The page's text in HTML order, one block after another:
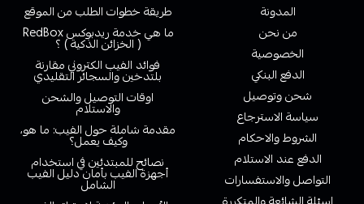
المدونة
من نحن
الخصوصية
الدفع البنكي
شحن وتوصيل
سياسة الاسترجاع
الشروط والاحكام
الدفع عند الاستلام
التواصل والاستفسارات
طريقة خطوات الطلب من الموقع
ما هي خدمة ريدبوكس RedBox
( الخزائن الذكية ) ؟
فوائد الفيب الكتروني مقارنة
بلتدخين والسجائر التقليدي
اوقات التوصيل والشحن
والاستلام
مقدمة شاملة حول الفيب: ما هو،
وكيف يعمل؟
نصائح للمبتدئين في استخدام
أجهزة الفيب بأمان دليل الفيب
الشامل